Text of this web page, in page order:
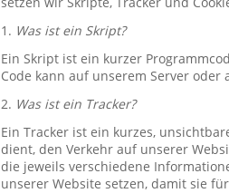
1. Was ist ein Skript?
Ein Skript ist ein kurzer
Code kann auf unserem Server
2. Was ist ein Tracker?
Ein Tracker ist ein kurzes,
dient, den Verkehr auf unserer
die jeweils verschiedene
unserer Website setzen, damit sie